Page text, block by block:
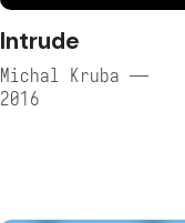
Intrude
Michal Kruba —
2016